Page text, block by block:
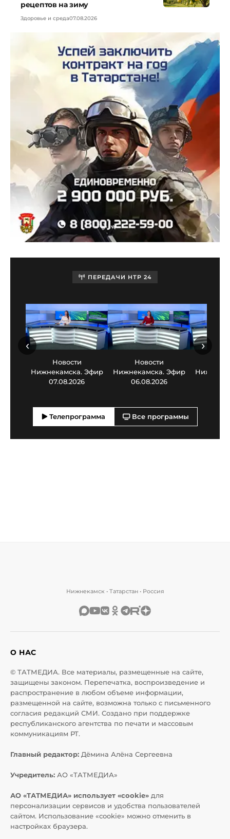
рецептов на зиму
Здоровье и среда07.08.2026
ПЕРЕДАЧИ НТР 24
Новости
Нижнекамска. Эфир
07.08.2026
Новости
Нижнекамска. Эфир
06.08.2026
‹ ›
Телепрограмма Все программы
Нижнекамск • Татарстан • Россия
О НАС
© ТАТМЕДИА. Все материалы, размещенные на сайте,
защищены законом. Перепечатка, воспроизведение и
распространение в любом объеме информации,
размещенной на сайте, возможна только с письменного
согласия редакций СМИ. Создано при поддержке
республиканского агентства по печати и массовым
коммуникациям РТ.
Главный редактор: Дёмина Алёна Сергеевна
Учредитель: АО «ТАТМЕДИА»
АО «ТАТМЕДИА» использует «cookie» для
персонализации сервисов и удобства пользователей
сайтом. Использование «cookie» можно отменить в
настройках браузера.